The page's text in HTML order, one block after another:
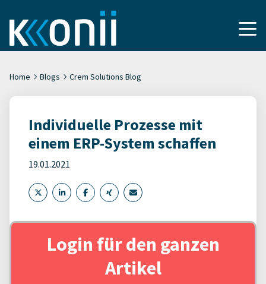
Home Blogs Crem Solutions Blog
Individuelle Prozesse mit
einem ERP-System schaffen
19.01.2021
Login für den ganzen
Artikel